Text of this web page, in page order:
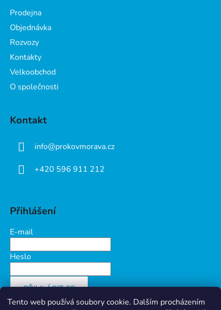
Tento web používá soubory cookie. Dalším procházením
Prodejna
Objednávka
Rozvozy
Kontakty
Velkoobchod
O společnosti
Kontakt
info@prokovmorava.cz
+420 596 911 212
Přihlášení
E-mail
Heslo
PŘIHLÁSIT SE
Nová registraceZapomenuté heslo